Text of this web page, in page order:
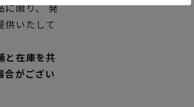
に限り、 発
供いたして
と在庫を共
合がござい